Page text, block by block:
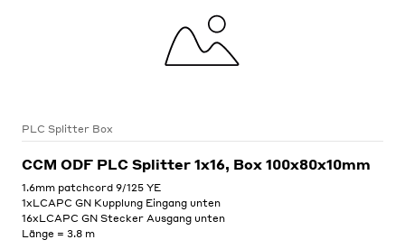
PLC Splitter Box
CCM ODF PLC Splitter 1x16, Box 100x80x10mm
1.6mm patchcord 9/125 YE
1xLCAPC GN Kupplung Eingang unten
16xLCAPC GN Stecker Ausgang unten
Länge = 3.8 m